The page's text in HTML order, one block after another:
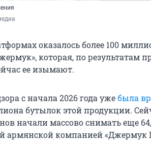
оказалось более 100
которая, по результатам
ее изымают.
с начала 2026 года ужебыла
бутылок этой продукции.
начали массово снимать еще
армянской компанией «Джермук